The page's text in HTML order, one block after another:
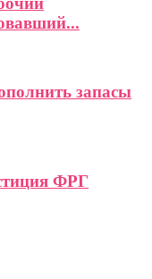
запасы
ФРГ